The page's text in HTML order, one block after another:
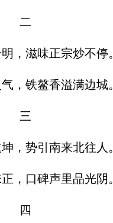
二
，滋味正宗炒不停。
，铁鳌香溢满边城。
三
，势引南来北往人。
，口碑声里品光阴。
四